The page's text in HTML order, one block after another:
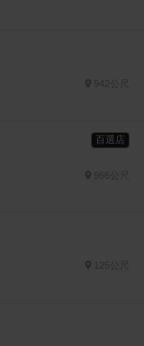
942公尺
百選店
125公尺